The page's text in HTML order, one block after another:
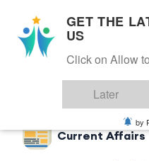
Back to
Current Affairs
GET THE
US
Click on Allow
Later
by